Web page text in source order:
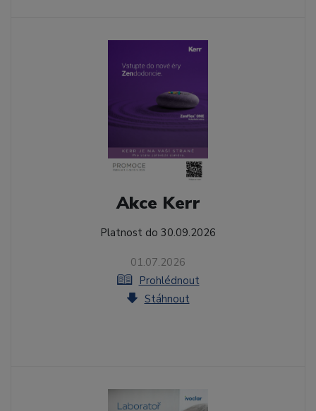
Akce Kerr
Platnost do 30.09.2026
01.07.2026
Prohlédnout
Stáhnout